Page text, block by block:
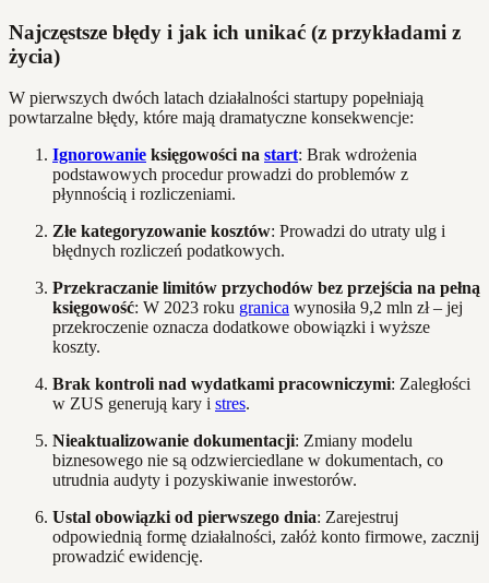
Najczęstsze błędy i jak ich unikać (z przykładami z
życia)
W pierwszych dwóch latach działalności startupy popełniają
powtarzalne błędy, które mają dramatyczne konsekwencje:
Ignorowanie księgowości na start: Brak wdrożenia
podstawowych procedur prowadzi do problemów z
płynnością i rozliczeniami.
Złe kategoryzowanie kosztów: Prowadzi do utraty ulg i
błędnych rozliczeń podatkowych.
Przekraczanie limitów przychodów bez przejścia na pełną
księgowość: W 2023 roku granica wynosiła 9,2 mln zł – jej
przekroczenie oznacza dodatkowe obowiązki i wyższe
koszty.
Brak kontroli nad wydatkami pracowniczymi: Zaległości
w ZUS generują kary i stres.
Nieaktualizowanie dokumentacji: Zmiany modelu
biznesowego nie są odzwierciedlane w dokumentach, co
utrudnia audyty i pozyskiwanie inwestorów.
Ustal obowiązki od pierwszego dnia: Zarejestruj
odpowiednią formę działalności, załóż konto firmowe, zacznij
prowadzić ewidencję.